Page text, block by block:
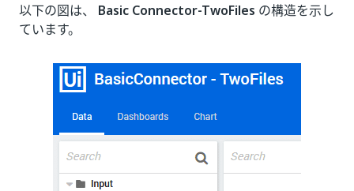
以下の図は、 Basic Connector-TwoFiles の構造を示し
ています。